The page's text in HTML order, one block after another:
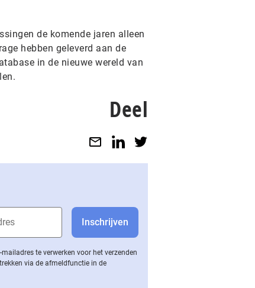
de komende jaren alleen
hebben geleverd aan de
in de nieuwe wereld van
Deel
te verwerken voor het verzenden
via de af­meld­func­tie in de